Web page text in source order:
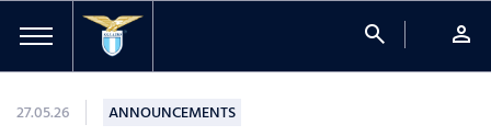
search person
27.05.26 ANNOUNCEMENTS